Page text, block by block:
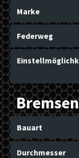
Marke
Federweg
Bauart
Durchmesser